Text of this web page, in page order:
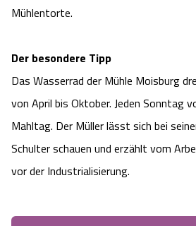
Mühlentorte.
Der besondere Tipp
Das Wasserrad der Mühle Moisburg
von April bis Oktober. Jeden Sonntag
Mahltag. Der Müller lässt sich bei
Schulter schauen und erzählt vom
vor der Industrialisierung.